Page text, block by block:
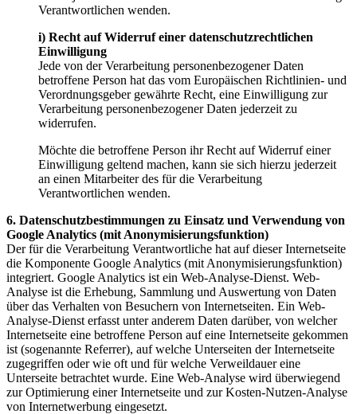
Verantwortlichen wenden.
i) Recht auf Widerruf einer datenschutzrechtlichen
Einwilligung
Jede von der Verarbeitung personenbezogener Daten
betroffene Person hat das vom Europäischen Richtlinien- und
Verordnungsgeber gewährte Recht, eine Einwilligung zur
Verarbeitung personenbezogener Daten jederzeit zu
widerrufen.
Möchte die betroffene Person ihr Recht auf Widerruf einer
Einwilligung geltend machen, kann sie sich hierzu jederzeit
an einen Mitarbeiter des für die Verarbeitung
Verantwortlichen wenden.
6. Datenschutzbestimmungen zu Einsatz und Verwendung von
Google Analytics (mit Anonymisierungsfunktion)
Der für die Verarbeitung Verantwortliche hat auf dieser Internetseite
die Komponente Google Analytics (mit Anonymisierungsfunktion)
integriert. Google Analytics ist ein Web-Analyse-Dienst. Web-
Analyse ist die Erhebung, Sammlung und Auswertung von Daten
über das Verhalten von Besuchern von Internetseiten. Ein Web-
Analyse-Dienst erfasst unter anderem Daten darüber, von welcher
Internetseite eine betroffene Person auf eine Internetseite gekommen
ist (sogenannte Referrer), auf welche Unterseiten der Internetseite
zugegriffen oder wie oft und für welche Verweildauer eine
Unterseite betrachtet wurde. Eine Web-Analyse wird überwiegend
zur Optimierung einer Internetseite und zur Kosten-Nutzen-Analyse
von Internetwerbung eingesetzt.